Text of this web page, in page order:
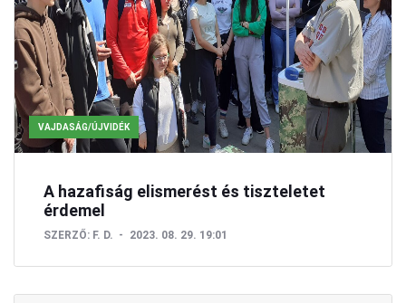
VAJDASÁG/ÚJVIDÉK
A hazafiság elismerést és tiszteletet
érdemel
SZERZŐ: F. D. 2023. 08. 29. 19:01